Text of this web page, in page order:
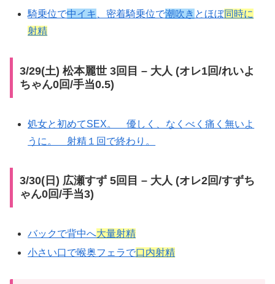
騎乗位で中イキ 、密着騎乗位で潮吹き とほぼ同時に
射精
3/29(土) 松本麗世 3回目 – 大人 (オレ1回/れいよ
ちゃん0回/手当0.5)
処女と初めてSEX。 優しく、なくべく痛く無いよ
うに。 射精１回で終わり。
3/30(日) 広瀬すず 5回目 – 大人 (オレ2回/すずち
ゃん0回/手当3)
バックで背中へ大量射精
小さい口で喉奥フェラで口内射精